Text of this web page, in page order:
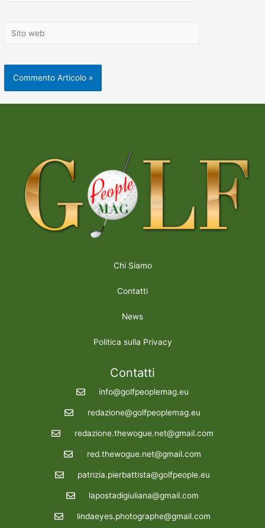
Chi Siamo
Contatti
News
Politica sulla Privacy
Contatti
info@golfpeoplemag.eu
redazione@golfpeoplemag.eu
redazione.thewogue.net@gmail.com
red.thewogue.net@gmail.com
patrizia.pierbattista@golfpeople.eu
lapostadigiuliana@gmail.com
lindaeyes.photographe@gmail.com